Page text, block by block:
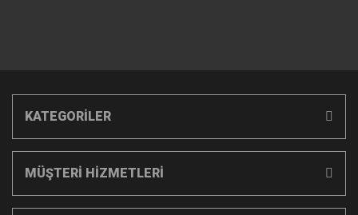
KATEGORİLER
MÜŞTERİ HİZMETLERİ